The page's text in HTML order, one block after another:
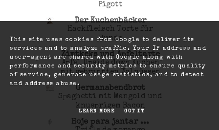
Pigott
Der Kuchenbäcker
Hackfleisch Torte für
Hunde
Zimtkeks und Apfeltarte
Apfel Upside down Kuchen
mit gebrannten Walnüssen
Germanabendbrot
Spaghetti mit Mangold und
knusprigem Bacon
Hoje para jantar ...
This site uses cookies from Google to deliver its
services and to analyze traffic. Your IP address and
user-agent are shared with Google along with
performance and security metrics to ensure quality
of service, generate usage statistics, and to detect
and address abuse.
LEARN MORE GOT IT